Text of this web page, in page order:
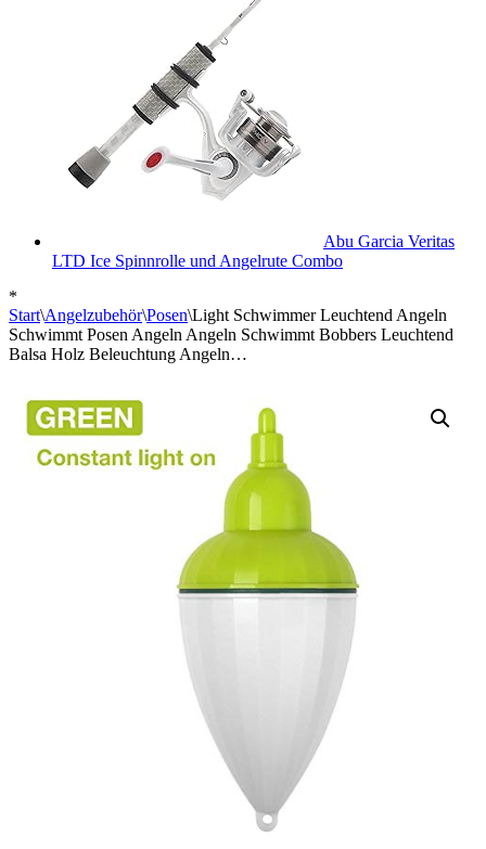
Abu Garcia Veritas
LTD Ice Spinnrolle und Angelrute Combo
*
Start\Angelzubehör\Posen\Light Schwimmer Leuchtend Angeln
Schwimmt Posen Angeln Angeln Schwimmt Bobbers Leuchtend
Balsa Holz Beleuchtung Angeln…